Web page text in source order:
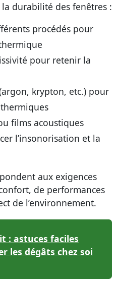
durabilité des fenêtres :
procédés pour
pour retenir la
krypton, etc.) pour
films acoustiques
l’insonorisation et la
aux exigences
de performances
de l’environnement.
: astuces faciles
les dégâts chez soi